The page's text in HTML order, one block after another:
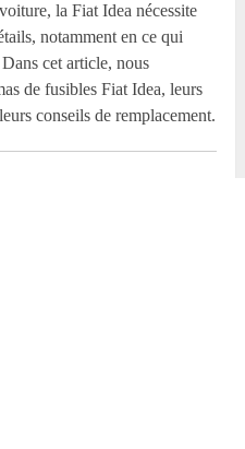
la Fiat Idea nécessite
notamment en ce qui
cet article, nous
de fusibles Fiat Idea, leurs
conseils de remplacement.